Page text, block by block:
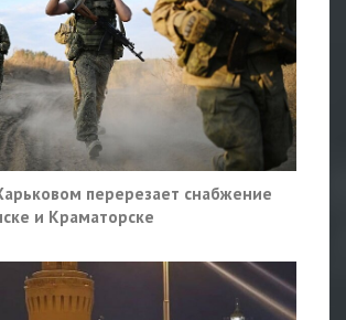
перерезает снабжение
и Краматорске